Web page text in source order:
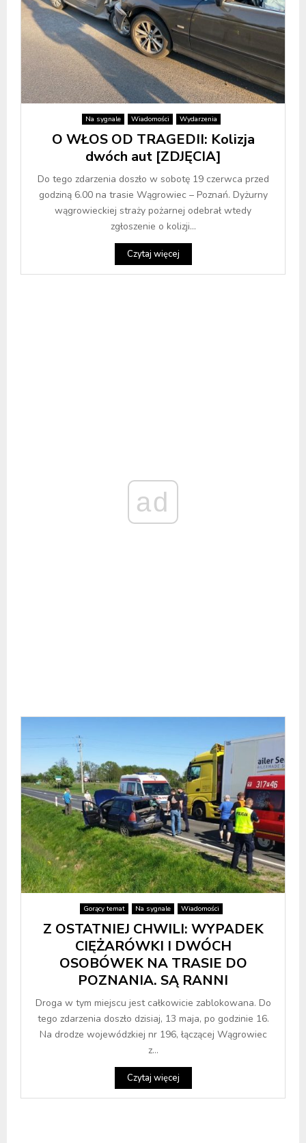
Na sygnale Wiadomości Wydarzenia
O WŁOS OD TRAGEDII: Kolizja
dwóch aut [ZDJĘCIA]
Do tego zdarzenia doszło w sobotę 19 czerwca przed
godziną 6.00 na trasie Wągrowiec – Poznań. Dyżurny
wągrowieckiej straży pożarnej odebrał wtedy
zgłoszenie o kolizji...
Czytaj więcej
ad
Gorący temat Na sygnale Wiadomości
Z OSTATNIEJ CHWILI: WYPADEK
CIĘŻARÓWKI I DWÓCH
OSOBÓWEK NA TRASIE DO
POZNANIA. SĄ RANNI
Droga w tym miejscu jest całkowicie zablokowana. Do
tego zdarzenia doszło dzisiaj, 13 maja, po godzinie 16.
Na drodze wojewódzkiej nr 196, łączącej Wągrowiec
z...
Czytaj więcej